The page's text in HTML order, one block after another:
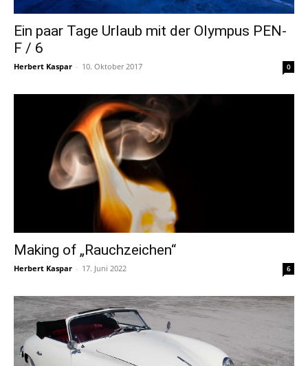
Ein paar Tage Urlaub mit der Olympus PEN-
F / 6
Herbert Kaspar - 10. Oktober 2017 0
Making of „Rauchzeichen“
Herbert Kaspar - 17. Juni 2022 6